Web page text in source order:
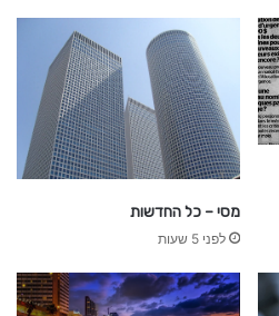
מסי – כל החדשות
לפני 5 שעות